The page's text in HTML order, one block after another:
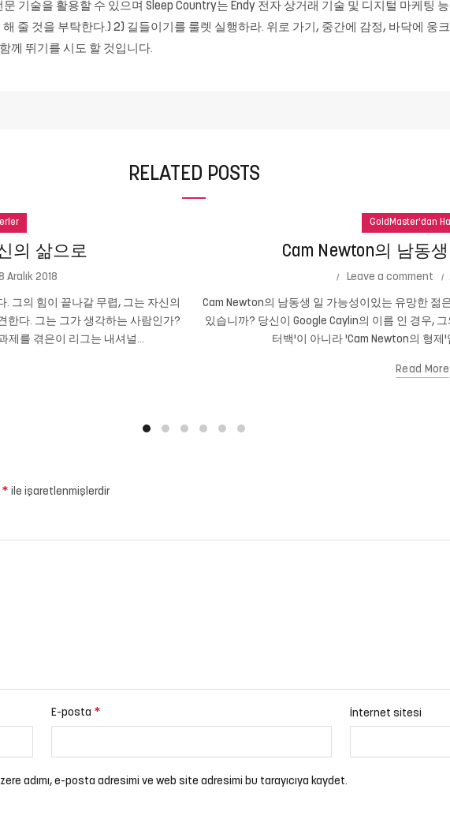
기술을 활용할 수 있으며 Sleep Country는 Endy 전자 상거래 기술 및 디지털 마케팅 능
줄 것을 부탁한다.) 2) 길들이기를 룰렛 실행하라. 위로 가기, 중간에 감정, 바닥에 웅
께 뛰기를 시도 할 것입니다.
RELATED POSTS
의 삶으로
Aralık 2018
그의 힘이 끝나갈 무렵, 그는 자신의
한다. 그는 그가 생각하는 사람인가?
제를 겪은이 리그는 내셔널...
GoldMaster'dan
Cam Newton의 남동
Leave a comment
Cam Newton의 남동생 일 가능성이있는 유망한 젊
있습니까? 당신이 Google Caylin의 이름 인 경우,
터백'이 아니라 'Cam Newton의 형제
Read More
* ile işaretlenmişlerdir
E-posta * İnternet sitesi
adımı, e-posta adresimi ve web site adresimi bu tarayıcıya kaydet.